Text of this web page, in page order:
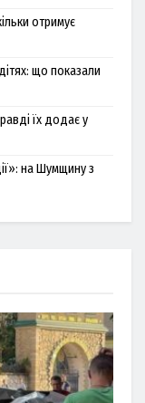
отримує
що показали
їх додає у
на Шумщину з